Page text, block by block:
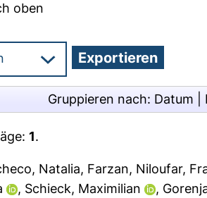
oben
Gruppieren nach: Datum
1.
Natalia, Farzan, Niloufar,
, Schieck, Maximilian ,